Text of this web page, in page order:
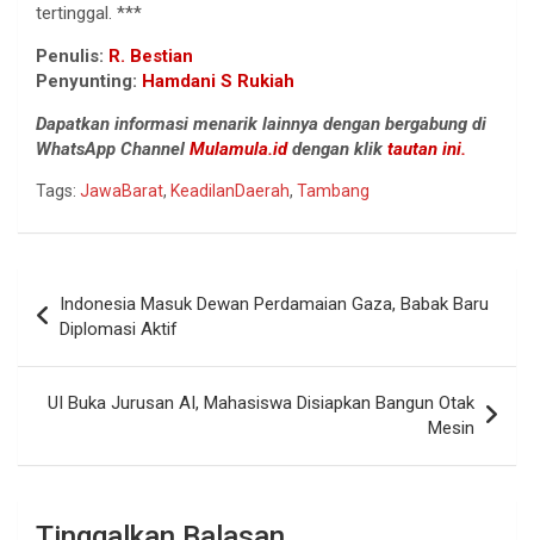
tertinggal. ***
Penulis: R. Bestian
Penyunting: Hamdani S Rukiah
Dapatkan informasi menarik lainnya dengan bergabung di
WhatsApp Channel Mulamula.iddengan klik tautan ini.
Tags: JawaBarat, KeadilanDaerah, Tambang
pos
Indonesia Masuk Dewan Perdamaian Gaza, Babak Baru
Diplomasi Aktif
UI Buka Jurusan AI, Mahasiswa Disiapkan Bangun Otak
Mesin